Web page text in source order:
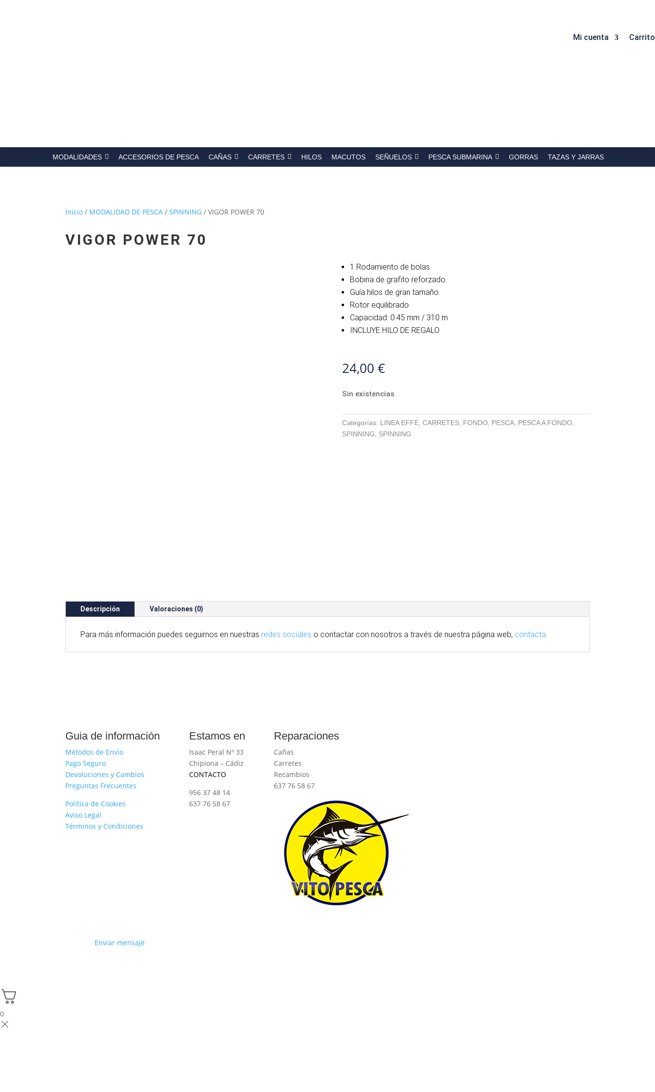
Mi cuenta Carrito
MODALIDADES ACCESORIOS DE PESCA CAÑAS CARRETES HILOS MACUTOS SEÑUELOS PESCA SUBMARINA GORRAS TAZAS Y JARRAS
Inicio / MODALIDAD DE PESCA /SPINNING / VIGOR POWER 70
VIGOR POWER 70
1 Rodamiento de bolas.
Bobina de grafito reforzado.
Guía hilos de gran tamaño.
Rotor equilibrado
Capacidad: 0.45 mm / 310 m
INCLUYE HILO DE REGALO
24,00 €
Sin existencias
Categorías: LINEA EFFE, CARRETES, FONDO, PESCA, PESCA A FONDO,
SPINNING, SPINNING
Descripción Valoraciones (0)
Para más información puedes seguirnos en nuestras redes sociales o contactar con nosotros a través de nuestra página web, contacta.
Guia de información
Métodos de Envío
Pago Seguro
Devoluciones y Cambios
Preguntas Frecuentes
Política de Cookies
Aviso Legal
Términos y Condiciones
Estamos en
Isaac Peral Nº 33
Chipiona – Cádiz
CONTACTO
956 37 48 14
637 76 58 67
Reparaciones
Cañas
Carretes
Recambios
637 76 58 67
Enviar mensaje
0